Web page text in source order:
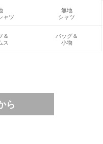
ャツ
無地
シャツ
＆
ス
バッグ＆
小物